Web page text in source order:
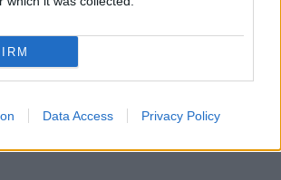
Data Access Privacy Policy
της Προέδρου από το 2017,
ενεργά σε διεθνείς ομάδες
εκσυγχρονισμό και την
ευρωπαϊκά πρότυπα.